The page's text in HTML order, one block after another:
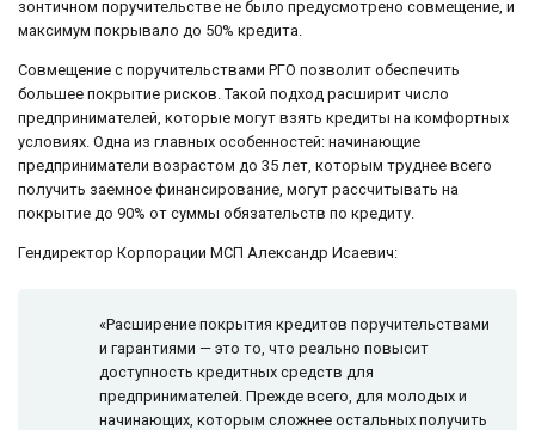
зонтичном поручительстве не было предусмотрено совмещение, и
максимум покрывало до 50% кредита.
Совмещение с поручительствами РГО позволит обеспечить
большее покрытие рисков. Такой подход расширит число
предпринимателей, которые могут взять кредиты на комфортных
условиях. Одна из главных особенностей: начинающие
предприниматели возрастом до 35 лет, которым труднее всего
получить заемное финансирование, могут рассчитывать на
покрытие до 90% от суммы обязательств по кредиту.
Гендиректор Корпорации МСП Александр Исаевич:
«Расширение покрытия кредитов поручительствами
и гарантиями — это то, что реально повысит
доступность кредитных средств для
предпринимателей. Прежде всего, для молодых и
начинающих, которым сложнее остальных получить